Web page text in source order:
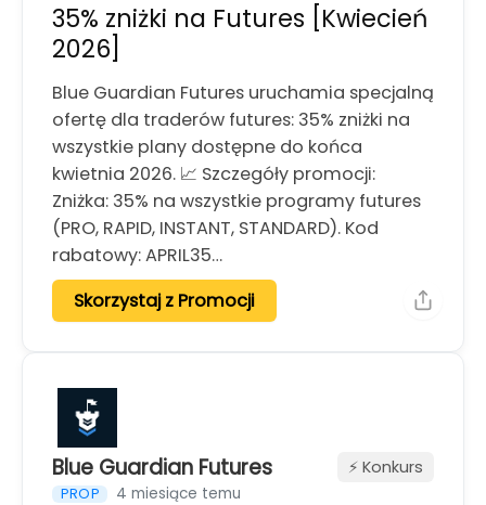
35% zniżki na Futures [Kwiecień
2026]
Blue Guardian Futures uruchamia specjalną
ofertę dla traderów futures: 35% zniżki na
wszystkie plany dostępne do końca
kwietnia 2026. 📈 Szczegóły promocji:
Zniżka: 35% na wszystkie programy futures
(PRO, RAPID, INSTANT, STANDARD). Kod
rabatowy: APRIL35…
Skorzystaj z Promocji
Blue Guardian Futures
PROP 4 miesiące temu
⚡️ Konkurs